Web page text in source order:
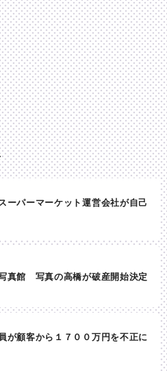
ーパーマーケット運営会社が自己
真館 写真の高橋が破産開始決定
が顧客から１７００万円を不正に